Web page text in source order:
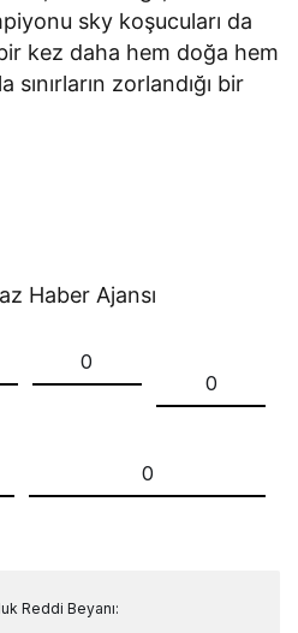
sky koşucuları da
kez daha hem doğa hem
sınırların zorlandığı bir
Haber Ajansı
0
0
0
Reddi Beyanı: